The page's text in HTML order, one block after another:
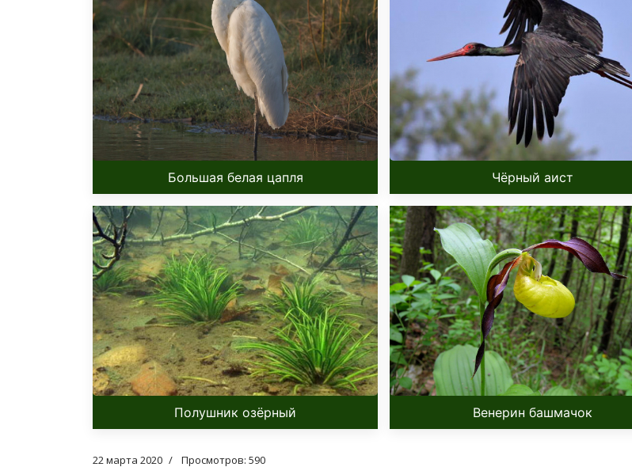
Большая белая цапля Чёрный аист
Полушник озёрный Венерин башмачок
22 марта 2020 Просмотров: 590